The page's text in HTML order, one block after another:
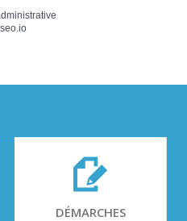
DÉMARCHES